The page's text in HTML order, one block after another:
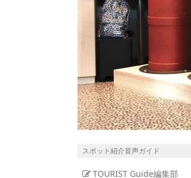
スポット紹介音声ガイド
TOURIST Guide編集部